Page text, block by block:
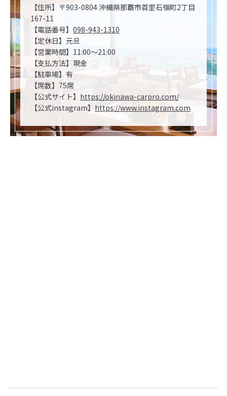
【住所】〒903-0804 沖縄県那覇市首里石嶺町2丁目
167-11
【電話番号】 098-943-1310
【定休日】元旦
【営業時間】11:00～21:00
【支払方法】現金
【駐車場】有
【席数】75席
【公式サイト】 https://okinawa-carpro.com/
【公式instagram】 https://www.instagram.com